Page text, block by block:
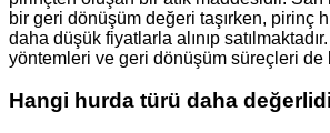
bir geri dönüşüm değeri taşırken, pirinç
daha düşük fiyatlarla alınıp
yöntemleri ve geri dönüşüm süreçleri de
Hangi hurda türü daha